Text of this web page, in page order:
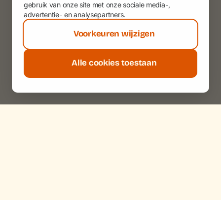
gebruik van onze site met onze sociale media-,
advertentie- en analysepartners.
Voorkeuren wijzigen
Alle cookies toestaan